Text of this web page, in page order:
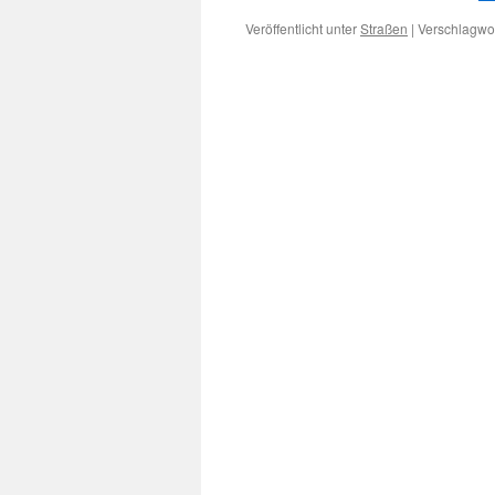
Veröffentlicht unterStraßen |